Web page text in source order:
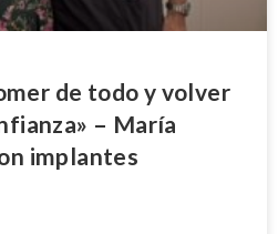
de todo y volver
– María
implantes